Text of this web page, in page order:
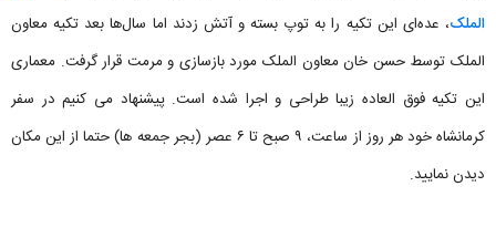
الملک، عده‌ای این تکیه را به توپ بسته و آتش زدند اما سال‌ها بعد تکیه معاون‌
الملک توسط حسن خان معاون الملک مورد بازسازی و مرمت قرار گرفت. معماری
این تکیه فوق العاده زیبا طراحی و اجرا شده است. پیشنهاد می کنیم در سفر
کرمانشاه خود هر روز از ساعت، ۹ صبح تا ۶ عصر (بجر جمعه ها) حتما از این مکان
دیدن نمایید.